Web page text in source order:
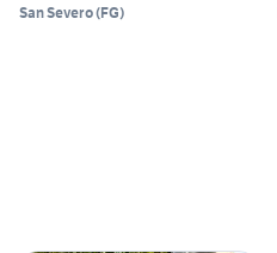
San Severo(FG)